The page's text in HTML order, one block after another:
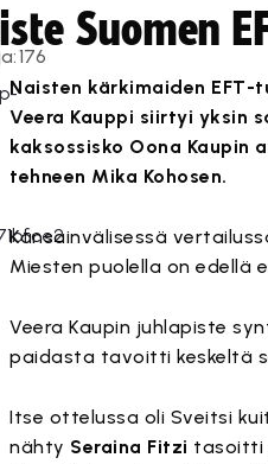
Suomen
176
Naisten kärkimaiden
Veera Kauppi siirtyi yksin
kaksossisko Oona Kaupin
tehneen Mika Kohosen.
Kansainvälisessä
Miesten puolella on edellä
Veera Kaupin juhlapiste
paidasta tavoitti keskeltä
Itse ottelussa oli Sveitsi
nähty Seraina Fitzi tasoitti